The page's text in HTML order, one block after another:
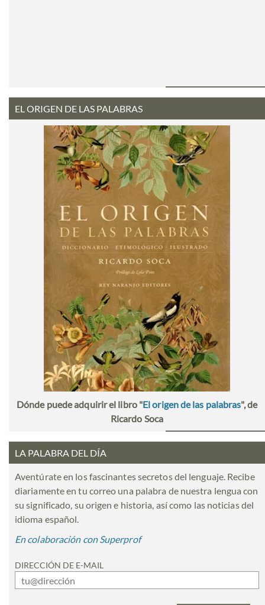
EL ORIGEN DE LAS PALABRAS
Dónde puede adquirir el libro "El origen de las palabras", de
Ricardo Soca
LA PALABRA DEL DÍA
Aventúrate en los fascinantes secretos del lenguaje. Recibe
diariamente en tu correo una palabra de nuestra lengua con
su significado, su origen e historia, así como las noticias del
idioma español.
En colaboración con Superprof
DIRECCIÓN DE E-MAIL